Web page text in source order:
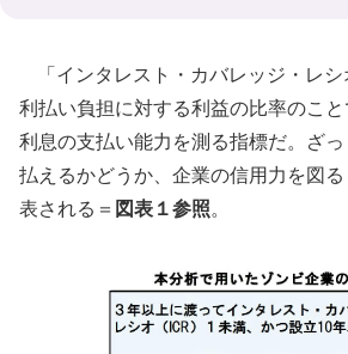
「インタレスト・カバレッジ・レシ
利払い負担に対する利益の比率のこ
利息の支払い能力を測る指標だ。ざ
払えるかどうか、企業の信用力を図
表される＝ 図表１参照。